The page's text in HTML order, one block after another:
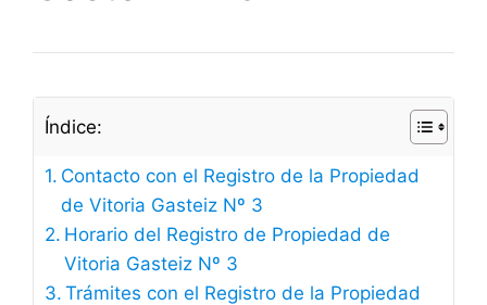
Índice:
Contacto con el Registro de la Propiedad
de Vitoria Gasteiz Nº 3
Horario del Registro de Propiedad de
Vitoria Gasteiz Nº 3
Trámites con el Registro de la Propiedad